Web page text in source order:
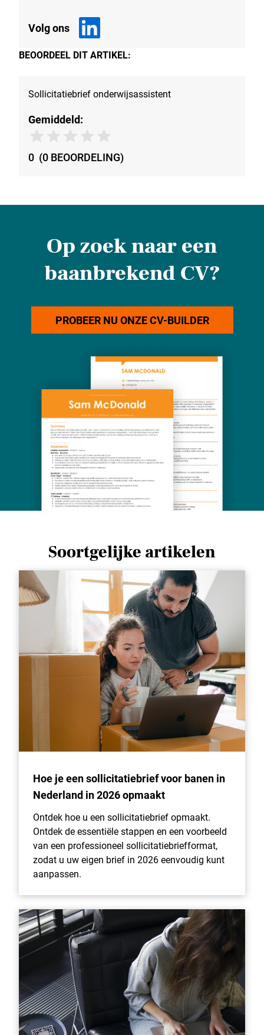
Volg ons
BEOORDEEL DIT ARTIKEL:
Sollicitatiebrief onderwijsassistent
Gemiddeld:
0 (0 BEOORDELING)
Op zoek naar een
baanbrekend CV?
PROBEER NU ONZE CV-BUILDER
Soortgelijke artikelen
Hoe je een sollicitatiebrief voor banen in
Nederland in 2026 opmaakt
Ontdek hoe u een sollicitatiebrief opmaakt.
Ontdek de essentiële stappen en een voorbeeld
van een professioneel sollicitatiebriefformat,
zodat u uw eigen brief in 2026 eenvoudig kunt
aanpassen.